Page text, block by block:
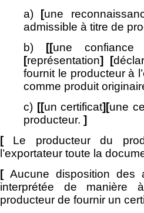
a) [une
admissible à titre de
b) [[une confiance
[représentation] [
fournit le producteur à
comme produit
c) [[un certificat][une
producteur. ]
[ Le producteur du
l’exportateur toute la
[ Aucune disposition
interprétée de manière
producteur de fournir un